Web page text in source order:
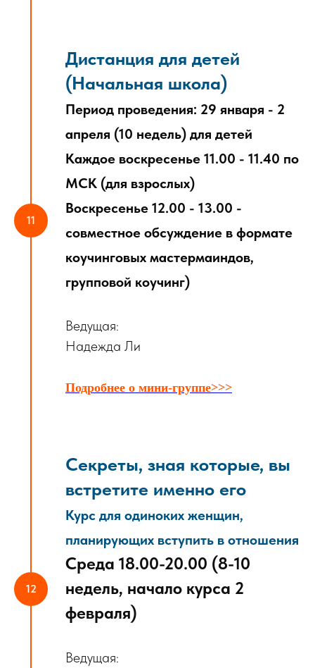
Дистанция для детей
(Начальная школа)
Период проведения: 29 января - 2
апреля (10 недель) для детей
Каждое воскресенье 11.00 - 11.40 по
МСК (для взрослых)
Воскресенье 12.00 - 13.00 -
совместное обсуждение в формате
коучинговых мастермаиндов,
групповой коучинг)
Ведущая:
Надежда Ли
Подробнее о мини-группе>>>
Секреты, зная которые, вы
встретите именно его
Курс для одиноких женщин,
планирующих вступить в отношения
Среда 18.00-20.00 (8-10
недель, начало курса 2
февраля)
Ведущая: